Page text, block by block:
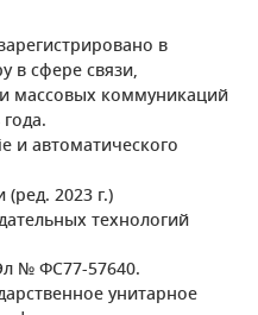
в
в сфере связи,
массовых коммуникаций
и автоматического
2023 г.)
технологий
№ ФС77-57640.
унитарное